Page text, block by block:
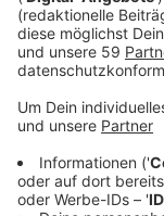
Anzeige
Gemeinsam
vorantreiben.
dem Dach eines